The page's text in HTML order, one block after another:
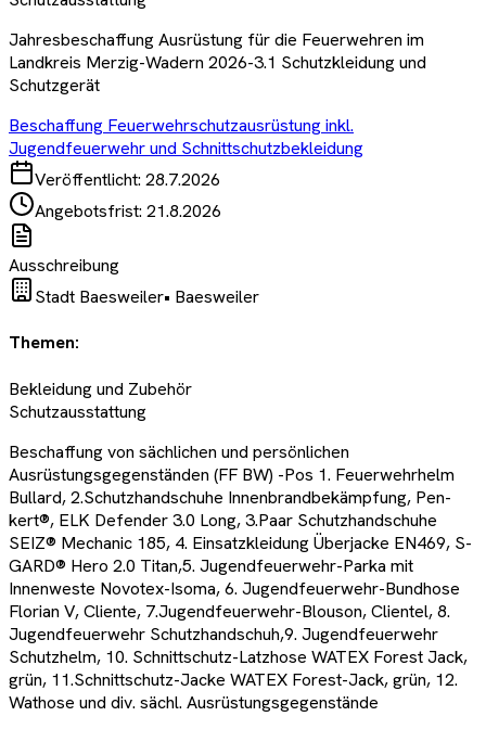
Jahresbeschaffung Ausrüstung für die Feuerwehren im
Landkreis Merzig-Wadern 2026-3.1 Schutzkleidung und
Schutzgerät
Beschaffung Feuerwehrschutzausrüstung inkl.
Jugendfeuerwehr und Schnittschutzbekleidung
Veröffentlicht: 28.7.2026
Angebotsfrist: 21.8.2026
Ausschreibung
Stadt Baesweiler• Baesweiler
Themen:
Bekleidung und Zubehör
Schutzausstattung
Beschaffung von sächlichen und persönlichen
Ausrüstungsgegenständen (FF BW) -Pos 1. Feuerwehrhelm
Bullard, 2.Schutzhandschuhe Innenbrandbekämpfung, Pen-
kert®, ELK Defender 3.0 Long, 3.Paar Schutzhandschuhe
SEIZ® Mechanic 185, 4. Einsatzkleidung Überjacke EN469, S-
GARD® Hero 2.0 Titan,5. Jugendfeuerwehr-Parka mit
Innenweste Novotex-Isoma, 6. Jugendfeuerwehr-Bundhose
Florian V, Cliente, 7.Jugendfeuerwehr-Blouson, Clientel, 8.
Jugendfeuerwehr Schutzhandschuh,9. Jugendfeuerwehr
Schutzhelm, 10. Schnittschutz-Latzhose WATEX Forest Jack,
grün, 11.Schnittschutz-Jacke WATEX Forest-Jack, grün, 12.
Wathose und div. sächl. Ausrüstungsgegenstände